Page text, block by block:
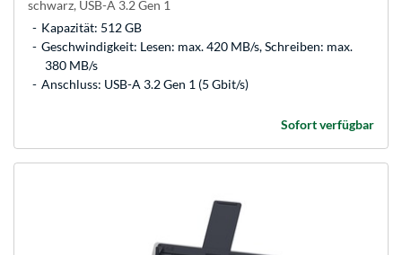
schwarz, USB-A 3.2 Gen 1
Kapazität: 512 GB
Geschwindigkeit: Lesen: max. 420 MB/s, Schreiben: max.
380 MB/s
Anschluss: USB-A 3.2 Gen 1 (5 Gbit/s)
Sofort verfügbar